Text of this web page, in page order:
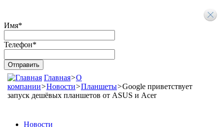
Имя*
Телефон*
Главная>О
компании>Новости>Планшеты>Google приветствует
запуск дешёвых планшетов от ASUS и Acer
Новости